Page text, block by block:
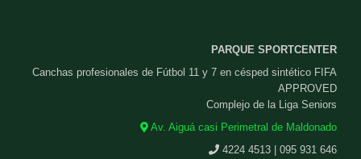
PARQUE SPORTCENTER
Canchas profesionales de Fútbol 11 y 7 en césped sintético FIFA
APPROVED
Complejo de la Liga Seniors
Av. Aiguá casi Perimetral de Maldonado
4224 4513 | 095 931 646